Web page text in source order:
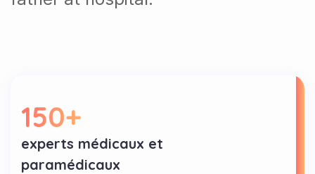
150+
experts médicaux et
paramédicaux